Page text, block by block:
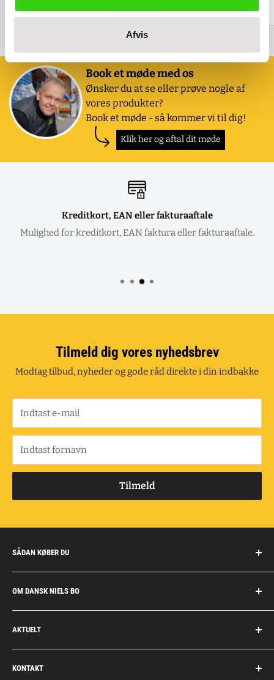
Afvis
Book et møde med os
Ønsker du at se eller prøve nogle af
vores produkter?
Book et møde - så kommer vi til dig!
Klik her og aftal dit møde
Kreditkort, EAN eller fakturaaftale
Mulighed for kreditkort, EAN faktura eller fakturaaftale.
Tilmeld dig vores nyhedsbrev
Modtag tilbud, nyheder og gode råd direkte i din indbakke
Indtast e-mail
Indtast fornavn
Tilmeld
SÅDAN KØBER DU
Handelsbetingelser
Fragt og retur
Privatkunder/erhverv
Fakturaaftale
OM DANSK NIELS BO
Om Dansk Niels Bo
Privatlivspolitik
Job
Personale
AKTUELT
Personlig rådgivning
Dokumentation
KONTAKT